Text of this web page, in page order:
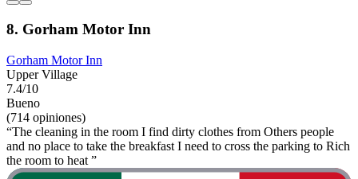
8. Gorham Motor Inn
Gorham Motor Inn
Upper Village
7.4/10
Bueno
(714 opiniones)
“The cleaning in the room I find dirty clothes from Others people
and no place to take the breakfast I need to cross the parking to Rich
the room to heat ”